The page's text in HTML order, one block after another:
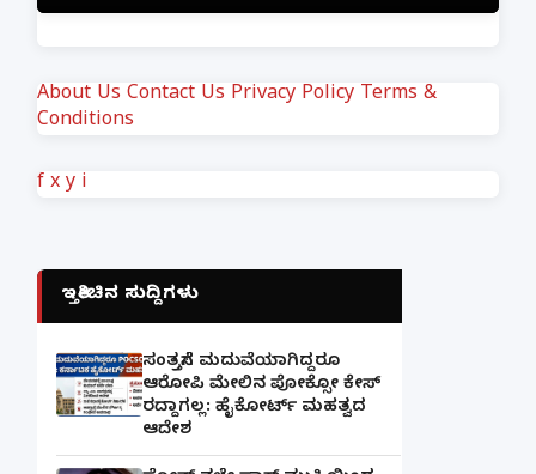
About Us Contact Us Privacy Policy Terms &
Conditions
f x y i
ಇತ್ತೀಚಿನ ಸುದ್ದಿಗಳು
ಸಂತ್ರಸ್ತೆಗೆ ಮದುವೆಯಾಗಿದ್ದರೂ
ಆರೋಪಿ ಮೇಲಿನ ಪೋಕ್ಸೋ ಕೇಸ್
ರದ್ದಾಗಲ್ಲ: ಹೈಕೋರ್ಟ್ ಮಹತ್ವದ
ಆದೇಶ